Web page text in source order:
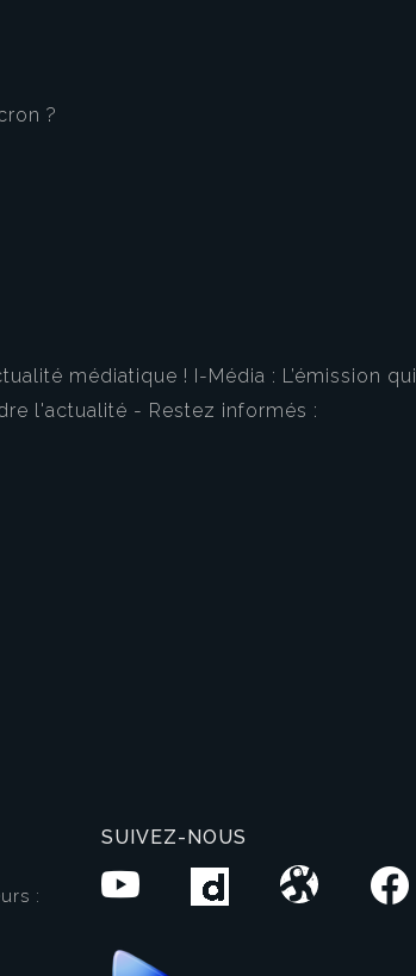
?
médiatique ! I-Média : L’émission qui
l'actualité - Restez informés :
:
SUIVEZ-NOUS